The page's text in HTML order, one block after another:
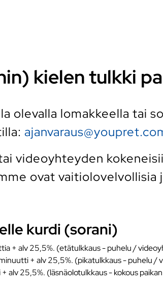
kielen tulkki
olevalla lomakkeella tai
videoyhteyden
ovat
kurdi (sorani)
+ alv 25,5%. (etätulkkaus - puhelu /
+ alv 25,5%. (pikatulkkaus - puhelu /
alv 25,5%. (läsnäolotulkkaus - kokous